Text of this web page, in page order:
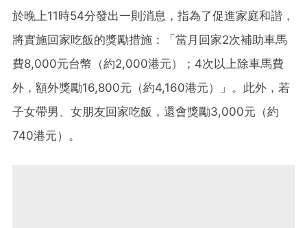
於晚上11時54分發出一則消息，指為了促進家庭和諧，
將實施回家吃飯的獎勵措施：「當月回家2次補助車馬
費8,000元台幣（約2,000港元）；4次以上除車馬費
外，額外獎勵16,800元（約4,160港元）」。此外，若
子女帶男、女朋友回家吃飯，還會獎勵3,000元（約
740港元）。